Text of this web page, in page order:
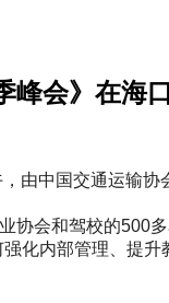
峰会》在海
由中国交通运输
协会和驾校的500
化内部管理、提升